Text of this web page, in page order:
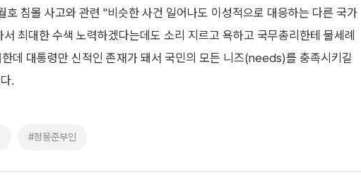
호 침몰 사고와 관련 "비슷한 사건 일어나도 이성적으로 대응하는 다른 국가
최대한 수색 노력하겠다는데도 소리 지르고 욕하고 국무총리한테 물세례
데 대통령만 신적인 존재가 돼서 국민의 모든 니즈(needs)를 충족시키길
.
#정몽준부인